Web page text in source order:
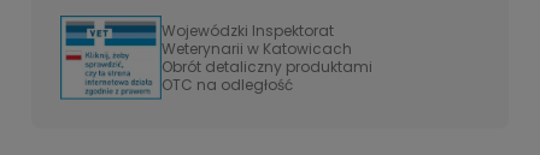
Wojewódzki Inspektorat
Weterynarii w Katowicach
Obrót detaliczny produktami
OTC na odległość